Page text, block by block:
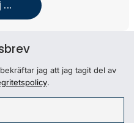
jag att jag tagit del av
.